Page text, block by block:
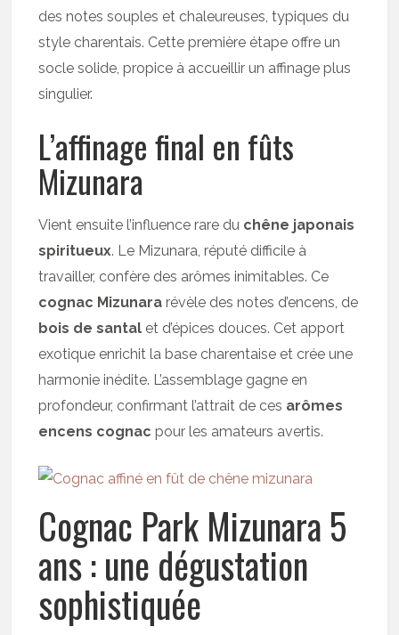
des notes souples et chaleureuses, typiques du
style charentais. Cette première étape offre un
socle solide, propice à accueillir un affinage plus
singulier.
L’affinage final en fûts
Mizunara
Vient ensuite l’influence rare du chêne japonais
spiritueux. Le Mizunara, réputé difficile à
travailler, confère des arômes inimitables. Ce
cognac Mizunara révèle des notes d’encens, de
bois de santal et d’épices douces. Cet apport
exotique enrichit la base charentaise et crée une
harmonie inédite. L’assemblage gagne en
profondeur, confirmant l’attrait de ces arômes
encens cognac pour les amateurs avertis.
Cognac Park Mizunara 5
ans : une dégustation
sophistiquée